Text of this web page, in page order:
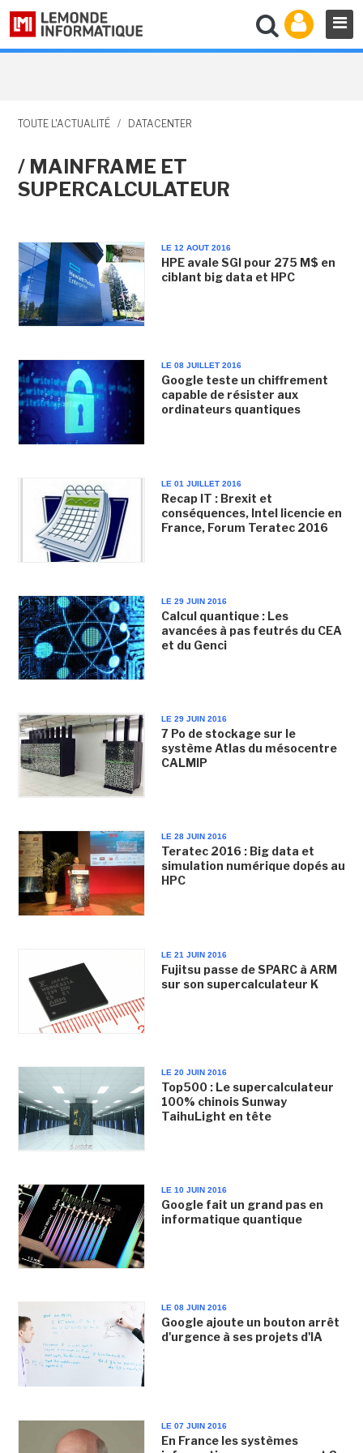
TOUTE L'ACTUALITÉ / DATACENTER
/ MAINFRAME ET
SUPERCALCULATEUR
LE 12 AOUT 2016
HPE avale SGI pour 275 M$ en
ciblant big data et HPC
LE 08 JUILLET 2016
Google teste un chiffrement
capable de résister aux
ordinateurs quantiques
LE 01 JUILLET 2016
Recap IT : Brexit et
conséquences, Intel licencie en
France, Forum Teratec 2016
LE 29 JUIN 2016
Calcul quantique : Les
avancées à pas feutrés du CEA
et du Genci
LE 29 JUIN 2016
7 Po de stockage sur le
système Atlas du mésocentre
CALMIP
LE 28 JUIN 2016
Teratec 2016 : Big data et
simulation numérique dopés au
HPC
LE 21 JUIN 2016
Fujitsu passe de SPARC à ARM
sur son supercalculateur K
LE 20 JUIN 2016
Top500 : Le supercalculateur
100% chinois Sunway
TaihuLight en tête
LE 10 JUIN 2016
Google fait un grand pas en
informatique quantique
LE 08 JUIN 2016
Google ajoute un bouton arrêt
d'urgence à ses projets d'IA
LE 07 JUIN 2016
En France les systèmes